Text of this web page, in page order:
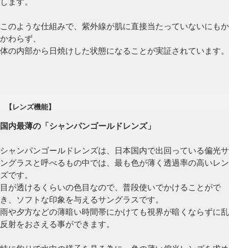
します。
このような仕組みで、紫外線が肌に直接当たっていないにもか
かわらず、
体の内部から日焼けした状態になることが実証されています。
【レンズ機能】
国内最薄の「シャンパンゴールドレンズ」
シャンパンゴールドレンズは、日本国内で出回っている偏光サ
ングラスと呼べるもの中では、最も色が薄く透過率の高いレン
ズです。
目が透けるくらいの色目なので、普段使いでかけることがで
き、ソフトな印象を与えるサングラスです。
雨や夕方などの薄暗い時間帯にかけても視界が暗くならずに乱
反射をおさえる事ができます。